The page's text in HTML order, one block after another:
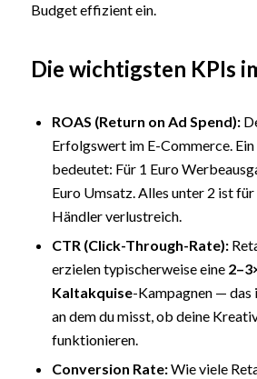
Budget effizient ein.
Die wichtigsten KPIs
ROAS (Return on Ad Spend):
Erfolgswert im E-Commerce. Ein
bedeutet: Für 1 Euro
Euro Umsatz. Alles unter 2 ist
Händler verlustreich.
CTR(Click-Through-Rate):
erzielen typischerweise eine
Kaltakquise-Kampagnen — das
an dem du misst, ob deine
funktionieren.
Conversion Rate:Wie viele